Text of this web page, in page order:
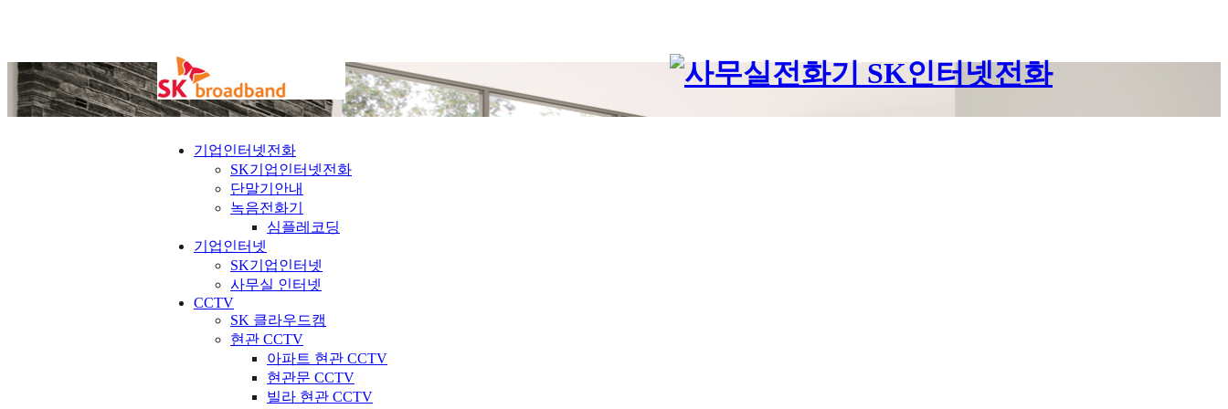
기업인터넷전화
SK기업인터넷전화
단말기안내
녹음전화기
심플레코딩
기업인터넷
SK기업인터넷
사무실 인터넷
CCTV
SK 클라우드캠
현관 CCTV
아파트 현관 CCTV
현관문 CCTV
빌라 현관 CCTV